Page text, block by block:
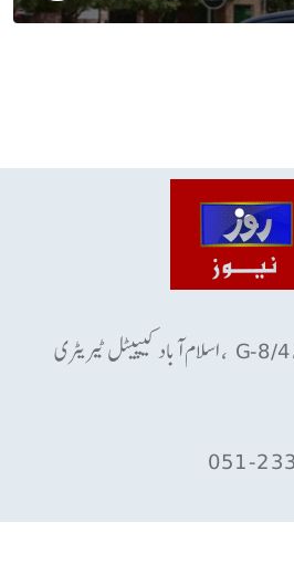
پیٹریاٹ بلڈنگ، سٹریٹ 24، G-8/4 ، اسلام آباد کیپیٹل ٹیریٹری